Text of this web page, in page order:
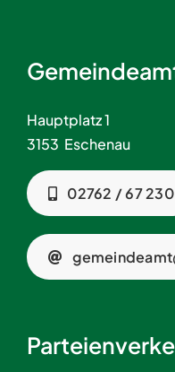
Hauptplatz 1
3153 Eschenau
02762 / 67 230